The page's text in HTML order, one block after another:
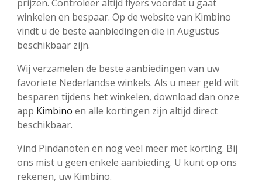
prijzen. Controleer altijd flyers voordat u gaat
winkelen en bespaar. Op de website van Kimbino
vindt u de beste aanbiedingen die in Augustus
beschikbaar zijn.
Wij verzamelen de beste aanbiedingen van uw
favoriete Nederlandse winkels. Als u meer geld wilt
besparen tijdens het winkelen, download dan onze
app Kimbino en alle kortingen zijn altijd direct
beschikbaar.
Vind Pindanoten en nog veel meer met korting. Bij
ons mist u geen enkele aanbieding. U kunt op ons
rekenen, uw Kimbino.